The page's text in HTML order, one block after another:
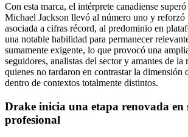
Con esta marca, el intérprete canadiense
Michael Jackson llevó al número uno y reforzó
asociada a cifras récord, al predominio en
una notable habilidad para permanecer
sumamente exigente, lo que provocó una
seguidores, analistas del sector y amantes de la
quienes no tardaron en contrastar la dimensión
dentro de contextos totalmente distintos.
Drake inicia una etapa renovada en
profesional